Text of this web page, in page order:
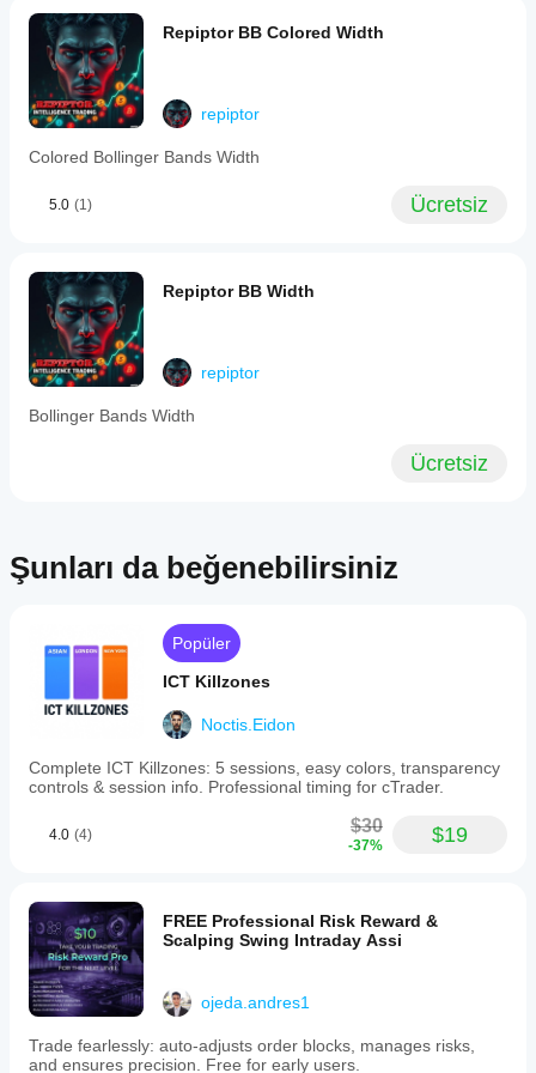
Repiptor BB Colored Width
repiptor
Colored Bollinger Bands Width
5.0 (1) Ücretsiz
Repiptor BB Width
repiptor
Bollinger Bands Width
Ücretsiz
Şunları da beğenebilirsiniz
Popüler
ICT Killzones
Noctis.Eidon
Complete ICT Killzones: 5 sessions, easy colors, transparency
controls & session info. Professional timing for cTrader.
4.0 (4) $30
-37% $19
FREE Professional Risk Reward &
Scalping Swing Intraday Assi
ojeda.andres1
Trade fearlessly: auto-adjusts order blocks, manages risks,
and ensures precision. Free for early users.